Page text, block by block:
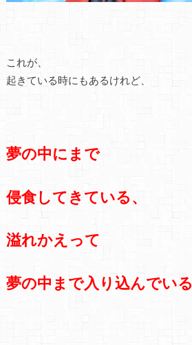
これが、
起きている時にもあるけれど、
夢の中にまで
侵食してきている、
溢れかえって
夢の中まで入り込んでいる